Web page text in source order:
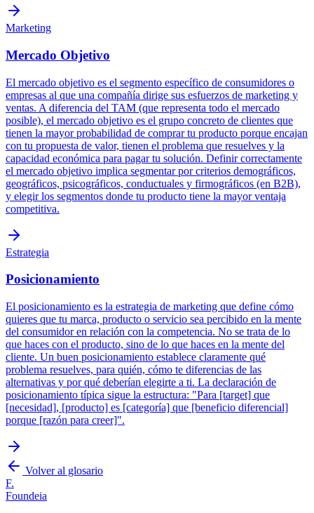
Marketing
Mercado Objetivo
El mercado objetivo es el segmento específico de consumidores o
empresas al que una compañía dirige sus esfuerzos de marketing y
ventas. A diferencia del TAM (que representa todo el mercado
posible), el mercado objetivo es el grupo concreto de clientes que
tienen la mayor probabilidad de comprar tu producto porque encajan
con tu propuesta de valor, tienen el problema que resuelves y la
capacidad económica para pagar tu solución. Definir correctamente
el mercado objetivo implica segmentar por criterios demográficos,
geográficos, psicográficos, conductuales y firmográficos (en B2B),
y elegir los segmentos donde tu producto tiene la mayor ventaja
competitiva.
Estrategia
Posicionamiento
El posicionamiento es la estrategia de marketing que define cómo
quieres que tu marca, producto o servicio sea percibido en la mente
del consumidor en relación con la competencia. No se trata de lo
que haces con el producto, sino de lo que haces en la mente del
cliente. Un buen posicionamiento establece claramente qué
problema resuelves, para quién, cómo te diferencias de las
alternativas y por qué deberían elegirte a ti. La declaración de
posicionamiento típica sigue la estructura: "Para [target] que
[necesidad], [producto] es [categoría] que [beneficio diferencial]
porque [razón para creer]".
Volver al glosario
F.
Foundeia